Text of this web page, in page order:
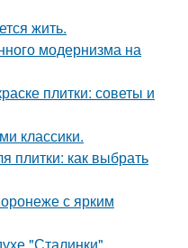
жить.
модернизма на
плитки: советы и
классики.
плитки: как выбрать
с ярким
"Сталинки".